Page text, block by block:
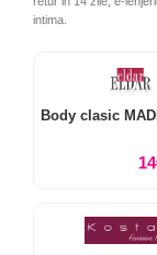
intima.
Body clasic